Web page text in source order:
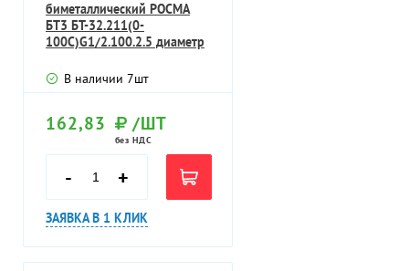
биметаллический РОСМА
БТ3 БТ-32.211(0-
100С)G1/2.100.2.5 диаметр
В наличии 7шт
162,83 /ШТ
без НДС
- +
ЗАЯВКА В 1 КЛИК